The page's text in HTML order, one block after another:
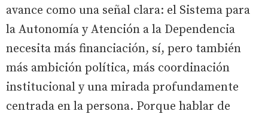
avance como una señal clara: el Sistema para
la Autonomía y Atención a la Dependencia
necesita más financiación, sí, pero también
más ambición política, más coordinación
institucional y una mirada profundamente
centrada en la persona. Porque hablar de